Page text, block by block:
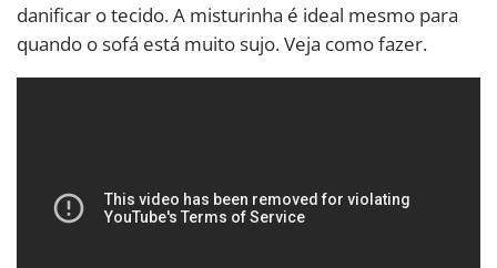
danificar o tecido. A misturinha é ideal mesmo para
quando o sofá está muito sujo. Veja como fazer.